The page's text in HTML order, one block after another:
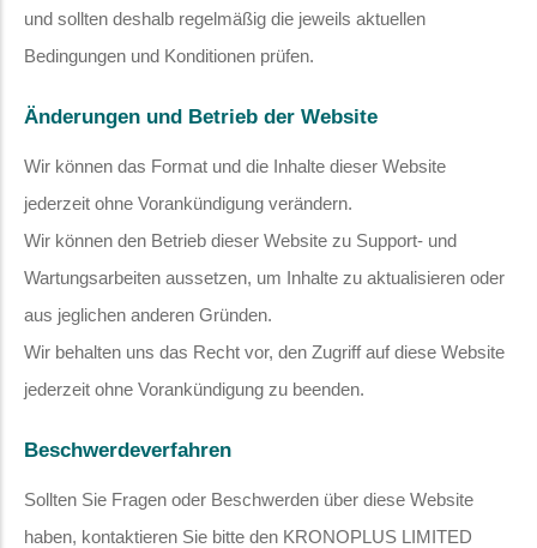
und sollten deshalb regelmäßig die jeweils aktuellen
Bedingungen und Konditionen prüfen.
Änderungen und Betrieb der Website
Wir können das Format und die Inhalte dieser Website
jederzeit ohne Vorankündigung verändern.
Wir können den Betrieb dieser Website zu Support- und
Wartungsarbeiten aussetzen, um Inhalte zu aktualisieren oder
aus jeglichen anderen Gründen.
Wir behalten uns das Recht vor, den Zugriff auf diese Website
jederzeit ohne Vorankündigung zu beenden.
Beschwerdeverfahren
Sollten Sie Fragen oder Beschwerden über diese Website
haben, kontaktieren Sie bitte den KRONOPLUS LIMITED